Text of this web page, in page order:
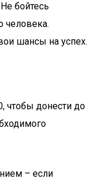
бойтесь
человека.
шансы на успех.
чтобы донести до
– если